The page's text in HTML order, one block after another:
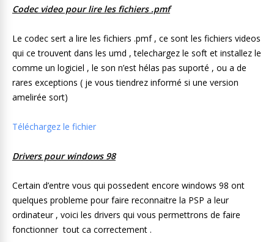
Codec video pour lire les fichiers .pmf
Le codec sert a lire les fichiers .pmf , ce sont les fichiers videos
qui ce trouvent dans les umd , telechargez le soft et installez le
comme un logiciel , le son n’est hélas pas suporté , ou a de
rares exceptions ( je vous tiendrez informé si une version
amelirée sort)
Téléchargez le fichier
Drivers pour windows 98
Certain d’entre vous qui possedent encore windows 98 ont
quelques probleme pour faire reconnaitre la PSP a leur
ordinateur , voici les drivers qui vous permettrons de faire
fonctionner tout ca correctement .